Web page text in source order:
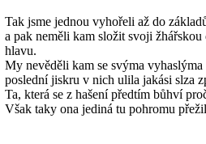
Tak jsme jednou vyhořeli až do
a pak neměli kam složit svoji žhářskou
hlavu.
My nevěděli kam se svýma vyhaslýma
poslední jiskru v nich ulila jakási slza
Ta, která se z hašení předtím bůhví
Však taky ona jediná tu pohromu